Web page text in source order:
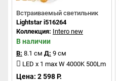
Встраиваемый светильник
Lightstar i516264
Коллекция: Intero new
В наличии
В: 8.1 см Д: 9 см
LED x 1 max W 4000K 500Lm
Цена: 2 598 Р.